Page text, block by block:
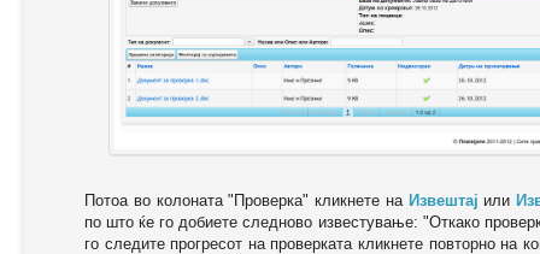
Потоа во колоната "Проверка" кликнете на Извештај или
по што ќе го добиете следново известување: "Oткако
го следите прогресот на проверката кликнете повторно на